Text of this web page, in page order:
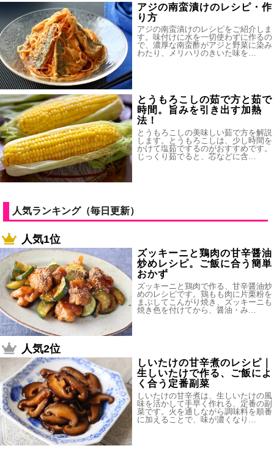
アジの南蛮漬けのレシピ・作
り方
アジの南蛮漬けのレシピをご紹介しま
す。味付けに水を一切使わずに作るの
で、濃厚な南蛮酢がアジと野菜に染み
わたり、メリハリのきいた味を…
とうもろこしの茹で方と茹で
時間。旨みを引き出す加熱
法！
とうもろこしの美味しい茹で方を解説
します。とうもろこしは、少し時間を
かけて塩茹でするのがおすすめです。
じっくり茹でると、芯などに含…
人気ランキング（毎日更新）
人気1位
ズッキーニと鶏肉の甘辛醤油
炒めレシピ。ご飯に合う簡単
おかず
ズッキーニと鶏肉で作る、甘辛醤油炒
めのレシピです。鶏もも肉に片栗粉を
まぶしてこんがり焼き、ズッキーニも
焼き色を付けてから、醤油・み…
人気2位
しいたけの甘辛煮のレシピ｜
生しいたけで作る、ご飯によ
く合う定番副菜
しいたけの甘辛煮は、生しいたけの風
味を活かして手早く作れる、定番の副
菜です。火を通しながら調味料を順番
に加えることで、味が濃くなり…